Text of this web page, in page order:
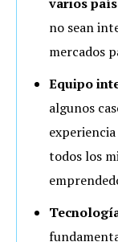
no sean
mercados
Equipo
algunos
todos los